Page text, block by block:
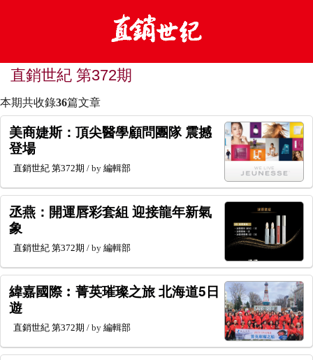
直銷世紀 第372期
本期共收錄36篇文章
美商婕斯：頂尖醫學顧問團隊 震撼
登場
直銷世紀 第372期 / by 編輯部
丞燕：開運唇彩套組 迎接龍年新氣
象
直銷世紀 第372期 / by 編輯部
緯嘉國際︰菁英璀璨之旅 北海道5日
遊
直銷世紀 第372期 / by 編輯部